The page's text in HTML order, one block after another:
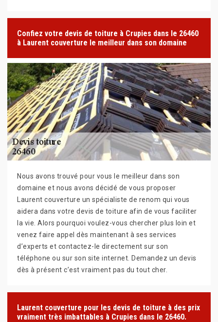
Confiez votre devis de toiture à Crupies dans le 26460
à Laurent couverture le meilleur dans son domaine
Nous avons trouvé pour vous le meilleur dans son
domaine et nous avons décidé de vous proposer
Laurent couverture un spécialiste de renom qui vous
aidera dans votre devis de toiture afin de vous faciliter
la vie. Alors pourquoi voulez-vous chercher plus loin et
venez faire appel dès maintenant à ses services
d’experts et contactez-le directement sur son
téléphone ou sur son site internet. Demandez un devis
dès à présent c’est vraiment pas du tout cher.
Laurent couverture pour les devis de toiture à des prix
vraiment très imbattables à Crupies dans le 26460.